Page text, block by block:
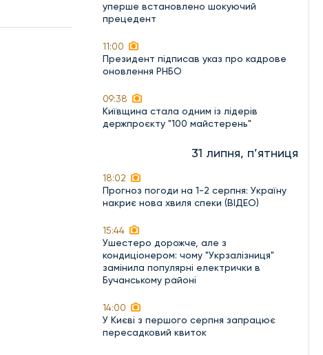
уперше встановлено шокуючий
прецедент
11:00
Президент підписав указ про кадрове
оновлення РНБО
09:38
Київщина стала одним із лідерів
держпроєкту "100 майстерень"
31 липня, п’ятниця
18:02
Прогноз погоди на 1-2 серпня: Україну
накриє нова хвиля спеки (ВІДЕО)
15:44
Ушестеро дорожче, але з
кондиціонером: чому "Укрзалізниця"
замінила популярні електрички в
Бучанському районі
14:00
У Києві з першого серпня запрацює
пересадковий квиток